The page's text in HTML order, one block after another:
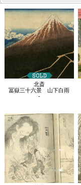
関連商品
北斎
冨嶽三十六景 山下白雨
-